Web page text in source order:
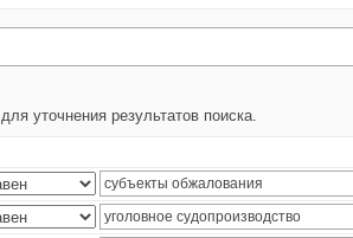
уточнения результатов поиска.